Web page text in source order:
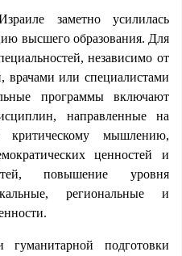
заметно усилилась
высшего образования. Для
независимо от
врачами или специалистами
программы включают
направленные на
критическому мышлению,
ценностей и
повышение уровня
региональные и
подготовки